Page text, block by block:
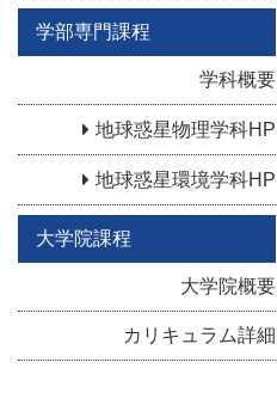
学部専門課程
学科概要
地球惑星物理学科HP
地球惑星環境学科HP
大学院課程
大学院概要
カリキュラム詳細